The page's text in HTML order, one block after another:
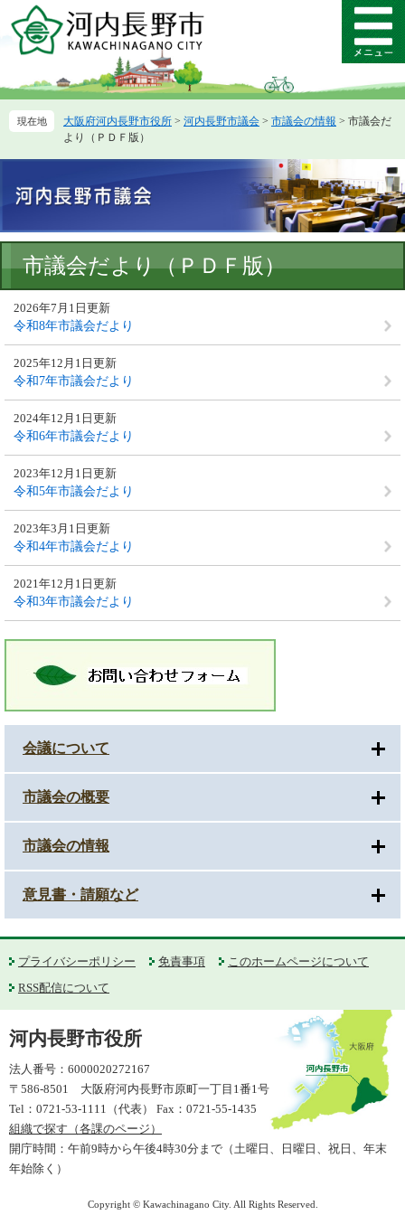
ー
先
ニ
を
て
メ
ニ
ー
大阪府河内長野市役所 > 河内長野市議会 > 市議会の情報 > 市議会だ
より（ＰＤＦ版）
文
市議会だより（ＰＤＦ版）
令和8年市議会だより
2026年7月1日更新
令和7年市議会だより
2025年12月1日更新
令和6年市議会だより
2024年12月1日更新
令和5年市議会だより
2023年12月1日更新
令和4年市議会だより
2023年3月1日更新
令和3年市議会だより
2021年12月1日更新
会議について
市議会の概要
市議会の情報
意見書・請願など
プライバシーポリシー 免責事項
このホームページについて
RSS配信について
河内長野市役所
法人番号：6000020272167
〒586-8501 大阪府河内長野市原町一丁目1番1号
Tel：0721-53-1111（代表） Fax：0721-55-1435
組織で探す（各課のページ）
開庁時間：午前9時から午後4時30分まで（土曜日、日曜日、祝日、年末
年始除く）
Copyright © Kawachinagano City. All Rights Reserved.